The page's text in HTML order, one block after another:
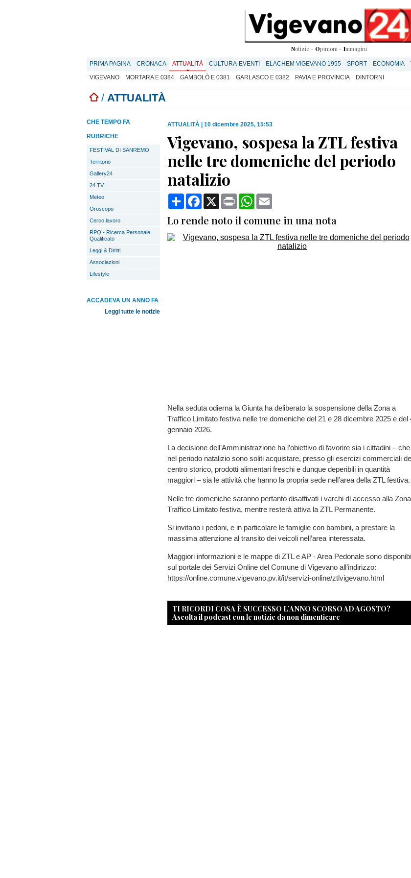
Notizie - Opinioni - Immagini
PRIMA PAGINA CRONACA ATTUALITÀ CULTURA-EVENTI ELACHEM VIGEVANO 1955 SPORT ECONOMIA
VIGEVANO
MORTARA E 0384 GAMBOLÒ E 0381 GARLASCO E 0382 PAVIA E PROVINCIA DINTORNI
/ ATTUALITÀ
CHE TEMPO FA
RUBRICHE
FESTIVAL DI SANREMO
Territorio
Gallery24
24 TV
Meteo
Oroscopo
Cerco lavoro
RPQ - Ricerca Personale
Qualificato
Leggi & Diritti
Associazioni
Lifestyle
ACCADEVA UN ANNO FA
Leggi tutte le notizie
ATTUALITÀ 10 dicembre 2025, 15:53
Vigevano, sospesa la ZTL festiva
nelle tre domeniche del periodo
natalizio
CondividiFacebook
X Print WhatsApp
Lo rende noto il comune in una nota
Nella seduta odierna la Giunta ha deliberato la sospensione della Zona a
Traffico Limitato festiva nelle tre domeniche del 21 e 28 dicembre 2025 e del
gennaio 2026.
La decisione dell’Amministrazione ha l’obiettivo di favorire sia i cittadini – che
nel periodo natalizio sono soliti acquistare, presso gli esercizi commerciali
centro storico, prodotti alimentari freschi e dunque deperibili in quantità
maggiori – sia le attività che hanno la propria sede nell’area della ZTL festiva.
Nelle tre domeniche saranno pertanto disattivati i varchi di accesso alla
Traffico Limitato festiva, mentre resterà attiva la ZTL Permanente.
Si invitano i pedoni, e in particolare le famiglie con bambini, a prestare la
massima attenzione al transito dei veicoli nell’area interessata.
Maggiori informazioni e le mappe di ZTL e AP - Area Pedonale sono
sul portale dei Servizi Online del Comune di Vigevano all’indirizzo:
https://online.comune.vigevano.pv.it/it/servizi-online/ztlvigevano.html
TI RICORDI COSA È SUCCESSO L’ANNO SCORSO AD AGOSTO?
Ascolta il podcast con le notizie da non dimenticare